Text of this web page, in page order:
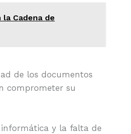
Cadena de
de los documentos
comprometer su
informática y la falta de